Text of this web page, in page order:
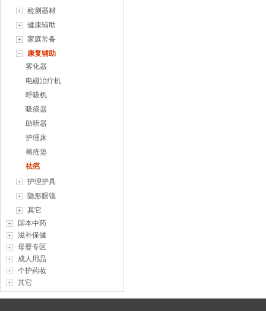
检测器材
健康辅助
家庭常备
康复辅助
雾化器
电磁治疗机
呼吸机
吸痰器
助听器
护理床
褥疮垫
祛疤
护理护具
隐形眼镜
其它
国本中药
滋补保健
母婴专区
成人用品
个护药妆
其它